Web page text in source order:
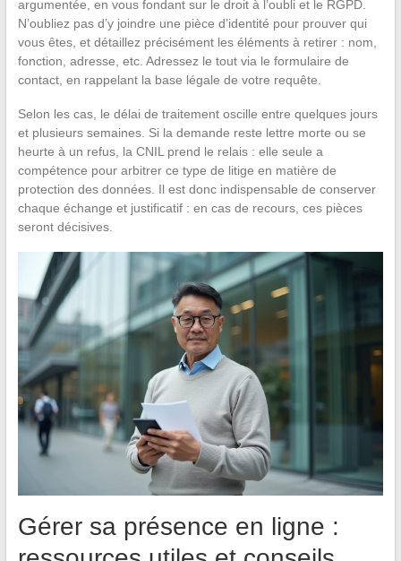
argumentée, en vous fondant sur le droit à l’oubli et le RGPD.
N’oubliez pas d’y joindre une pièce d’identité pour prouver qui
vous êtes, et détaillez précisément les éléments à retirer : nom,
fonction, adresse, etc. Adressez le tout via le formulaire de
contact, en rappelant la base légale de votre requête.
Selon les cas, le délai de traitement oscille entre quelques jours
et plusieurs semaines. Si la demande reste lettre morte ou se
heurte à un refus, la CNIL prend le relais : elle seule a
compétence pour arbitrer ce type de litige en matière de
protection des données. Il est donc indispensable de conserver
chaque échange et justificatif : en cas de recours, ces pièces
seront décisives.
Gérer sa présence en ligne :